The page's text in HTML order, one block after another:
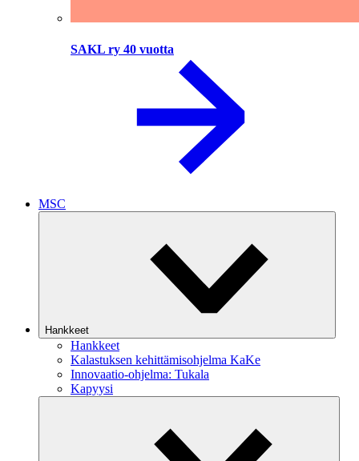
SAKL ry 40 vuotta
MSC
Hankkeet
Hankkeet
Kalastuksen kehittämisohjelma KaKe
Innovaatio-ohjelma: Tukala
Kapyysi